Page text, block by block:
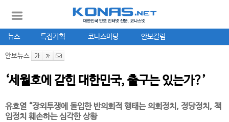
뉴스 특집기획 코나스마당 안보칼럼
안보뉴스
‘세월호에 갇힌 대한민국, 출구는 있는가?’
유호열 “장외투쟁에 돌입한 반의회적 행태는 의회정치, 정당정치, 책
임정치 훼손하는 심각한 상황